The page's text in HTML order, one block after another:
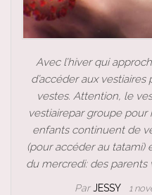
Avec l’hiver qui
d’accéder aux
vestes. Attention, le
vestiairepar groupe pour
enfants continuent de
(pour accéder au tatami)
du mercredi: des parents
ParJESSY 1